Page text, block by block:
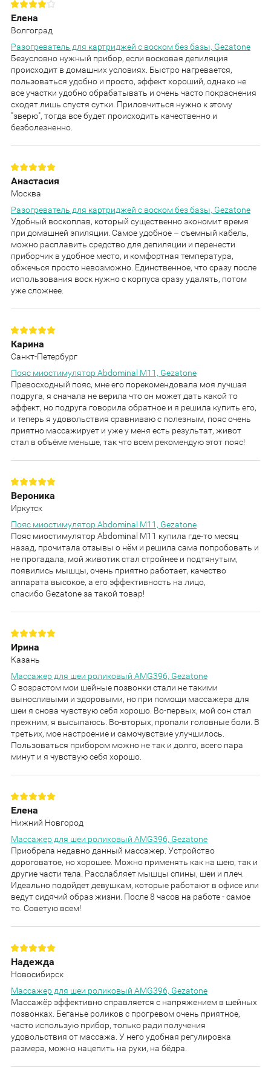
Елена
Волгоград
Разогреватель для картриджей с воском без базы, Gezatone
Безусловно нужный прибор, если восковая депиляция
происходит в домашних условиях. Быстро нагревается,
пользоваться удобно и просто, эффект хороший, однако не
все участки удобно обрабатывать и очень часто покраснения
сходят лишь спустя сутки. Приловчиться нужно к этому
"зверю", тогда все будет происходить качественно и
безболезненно.
Анастасия
Москва
Разогреватель для картриджей с воском без базы, Gezatone
Удобный воскоплав, который существенно экономит время
при домашней эпиляции. Самое удобное – съемный кабель,
можно расплавить средство для депиляции и перенести
приборчик в удобное место, и комфортная температура,
обжечься просто невозможно. Единственное, что сразу после
использования воск нужно с корпуса сразу удалять, потом
уже сложнее.
Карина
Санкт-Петербург
Пояс миостимулятор Abdominal M11, Gezatone
Превосходный пояс, мне его порекомендовала моя лучшая
подруга, я сначала не верила что он может дать какой то
эффект, но подруга говорила обратное и я решила купить его,
и теперь я удовольствия сравниваю с полезным, пояс очень
приятно массажирует и уже у меня есть результат, живот
стал в объёме меньше, так что всем рекомендую этот пояс!
Вероника
Иркутск
Пояс миостимулятор Abdominal M11, Gezatone
Пояс миостимулятор Abdominal M11 купила где-то месяц
назад, прочитала отзывы о нём и решила сама попробовать и
не прогадала, мой животик стал стройнее и подтянутым,
появились мышцы, очень приятно работает, качество
аппарата высокое, а его эффективность на лицо,
спасибо Gezatone за такой товар!
Ирина
Казань
Массажер для шеи роликовый AMG396, Gezatone
С возрастом мои шейные позвонки стали не такими
выносливыми и здоровыми, но при помощи массажера для
шеи я снова чувствую себя хорошо. Во-первых, мой сон стал
прежним, я высыпаюсь. Во-вторых, пропали головные боли. В
третьих, мое настроение и самочувствие улучшилось.
Пользоваться прибором можно не так и долго, всего пара
минут и я чувствую себя хорошо.
Елена
Нижний Новгород
Массажер для шеи роликовый AMG396, Gezatone
Приобрела недавно данный массажер. Устройство
дороговатое, но хорошее. Можно применять как на шею, так и
другие части тела. Расслабляет мышцы спины, шеи и плеч.
Идеально подойдет девушкам, которые работают в офисе или
ведут сидячий образ жизни. После 8 часов на работе - самое
то. Советую всем!
Надежда
Новосибирск
Массажер для шеи роликовый AMG396, Gezatone
Массажёр эффективно справляется с напряжением в шейных
позвонках. Беганье роликов с прогревом очень приятное,
часто использую прибор, только ради получения
удовольствия от массажа. У него удобная регулировка
размера, можно нацепить на руки, на бёдра.